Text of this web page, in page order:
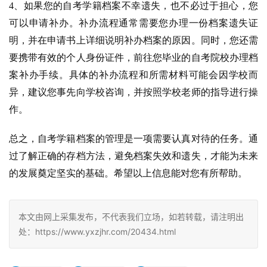
4、如果您的自考学籍档案不幸遗失，也不必过于担心，您
可以申请补办。补办流程通常需要您办理一份档案遗失证
明，并在申请书上详细说明补办档案的原因。同时，您还需
要携带有效的个人身份证件，前往您毕业的自考院校办理档
案补办手续。具体的补办流程和所需材料可能会因学校而
异，建议您事先向学校咨询，并按照学校老师的指导进行操
作。
总之，自考学籍档案的管理是一项需要认真对待的任务。通
过了解正确的存档方法，避免档案失效和遗失，才能为未来
的发展奠定坚实的基础。希望以上信息能对您有所帮助。
本文由网上采集发布，不代表我们立场，如若转载，请注明出
处：https://www.yxzjhr.com/20434.html